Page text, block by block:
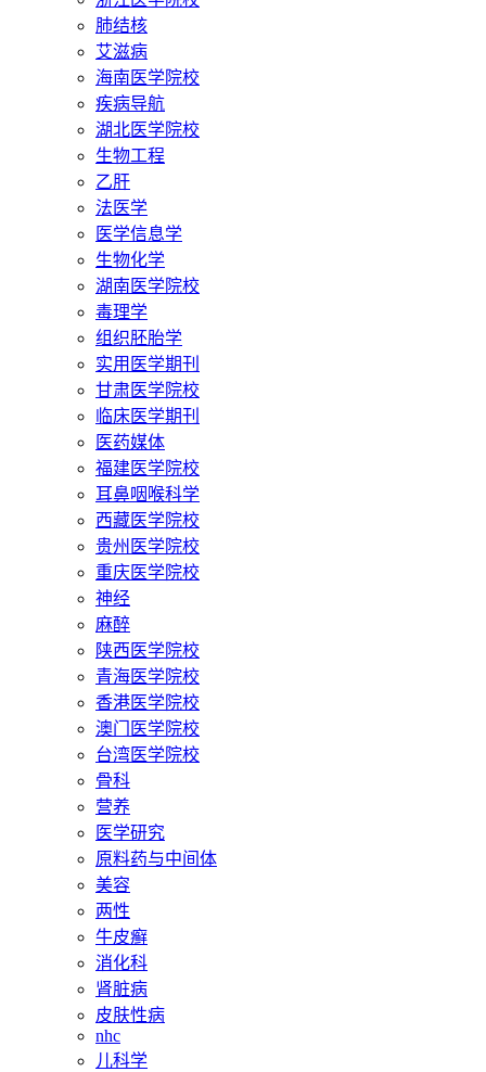
肺结核
艾滋病
海南医学院校
疾病导航
湖北医学院校
生物工程
乙肝
法医学
医学信息学
生物化学
湖南医学院校
毒理学
组织胚胎学
实用医学期刊
甘肃医学院校
临床医学期刊
医药媒体
福建医学院校
耳鼻咽喉科学
西藏医学院校
贵州医学院校
重庆医学院校
神经
麻醉
陕西医学院校
青海医学院校
香港医学院校
澳门医学院校
台湾医学院校
骨科
营养
医学研究
原料药与中间体
美容
两性
牛皮癣
消化科
肾脏病
皮肤性病
nhc
儿科学